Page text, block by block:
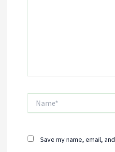
Save my name, email,